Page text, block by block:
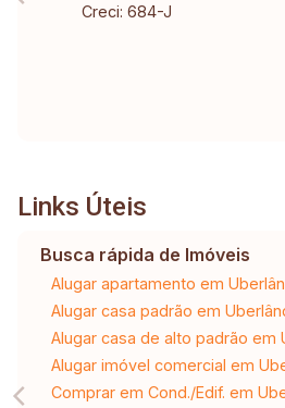
Creci: 684-J
Links Úteis
Busca rápida de Imóveis
Alugar apartamento em
Alugar casa padrão em
Alugar casa de alto padrão em
Alugar imóvel comercial em
Comprar em Cond./Edif. em